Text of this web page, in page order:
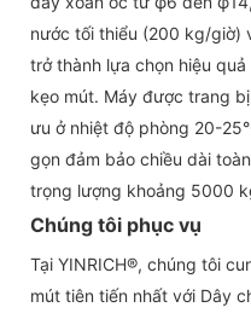
nước tối thiểu (200 kg/giờ)
trở thành lựa chọn hiệu
kẹo mút. Máy được trang
ưu ở nhiệt độ phòng 20-
gọn đảm bảo chiều dài
trọng lượng khoảng 5000
Chúng tôi phục vụ
Tại YINRICH®, chúng tôi
mút tiên tiến nhất với Dây